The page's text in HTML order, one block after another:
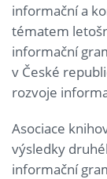
informační a
tématem
informační
v České
rozvoje
Asociace
výsledky
informační